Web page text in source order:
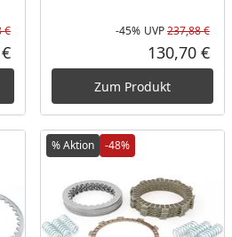
Rabatt in Prozent
Ursprünglicher Preis
€
Aktueller Preis
-45% UVP237,88 €
130,70 €
Zum Produkt
% Aktion -48%